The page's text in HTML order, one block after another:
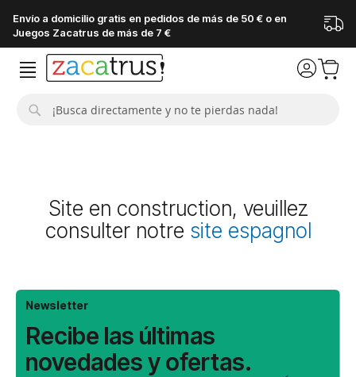
Envío a domicilio gratis en pedidos de más de 50 € o en
Juegos Zacatrus de más de 7 €
Site en construction, veuillez
consulter notre site espagnol
Newsletter
Recibe las últimas
novedades y ofertas.